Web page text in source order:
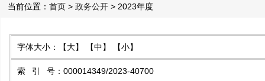
当前位置： 首页 > 政务公开 > 2023年度
字体大小： 【大】 【中】 【小】
索引号 ： 000014349/2023-40700